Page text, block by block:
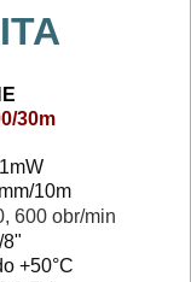
30m
10m
600 obr/min
8"
+50°C